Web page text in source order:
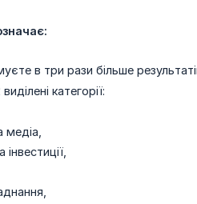
в три рази більше
виділені категорії:
медіа,
інвестиції,